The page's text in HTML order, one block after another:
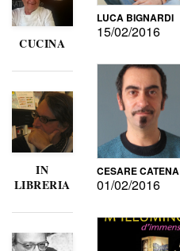
CUCINA
IN
LIBRERIA
LUCA BIGNARDI
15/02/2016
CESARE CATENA
01/02/2016